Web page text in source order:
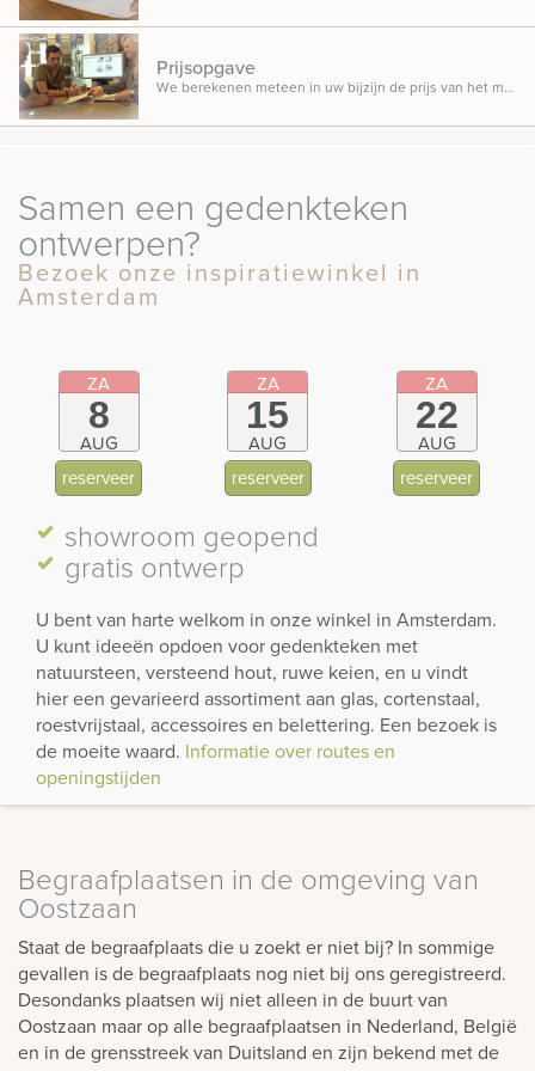
Prijsopgave
We berekenen meteen in uw bijzijn de prijs van het monument, zodat u weet waar u aan toe bent.
Samen een gedenkteken
ontwerpen?
Bezoek onze inspiratiewinkel in
Amsterdam
ZA
8
AUG
reserveer
ZA
15
AUG
reserveer
ZA
22
AUG
reserveer
showroom geopend
gratis ontwerp
U bent van harte welkom in onze winkel in Amsterdam.
U kunt ideeën opdoen voor gedenkteken met
natuursteen, versteend hout, ruwe keien, en u vindt
hier een gevarieerd assortiment aan glas, cortenstaal,
roestvrijstaal, accessoires en belettering. Een bezoek is
de moeite waard. Informatie over routes en
openingstijden
Begraafplaatsen in de omgeving van
Oostzaan
Staat de begraafplaats die u zoekt er niet bij? In sommige
gevallen is de begraafplaats nog niet bij ons geregistreerd.
Desondanks plaatsen wij niet alleen in de buurt van
Oostzaan maar op alle begraafplaatsen in Nederland, België
en in de grensstreek van Duitsland en zijn bekend met de